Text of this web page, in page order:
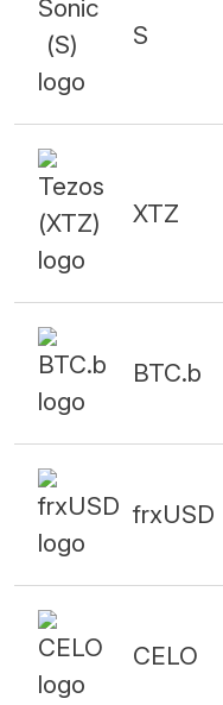
S
XTZ
BTC.b
frxUSD
CELO